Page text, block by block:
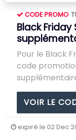
CODE PROMO
Black Friday
Pour le Black
code
VOIR LE
expiré le 02 Dec